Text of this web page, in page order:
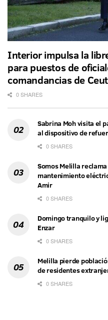
Interior impulsa la
para puestos de
comandancias de
0 SHARES
Sabrina Moh visita el
al dispositivo de
0 SHARES
Somos Melilla
mantenimiento
Amir
0 SHARES
Domingo tranquilo y
Enzar
0 SHARES
Melilla pierde
de residentes
0 SHARES